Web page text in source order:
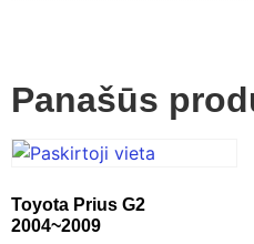
Panašūs
Toyota Prius G2
2004~2009